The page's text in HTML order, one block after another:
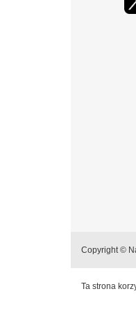
Copyright ©
Ta strona